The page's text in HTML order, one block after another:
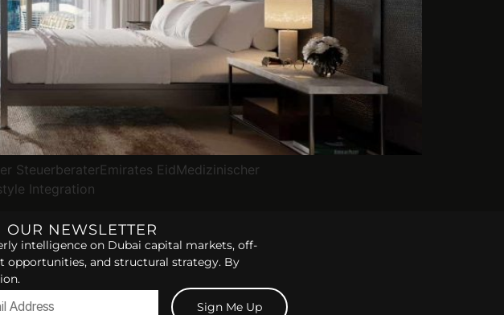
SteuerberaterEmirates EidMedizinischer
Integration
OUR NEWSLETTER
intelligence on Dubai capital markets, off-
opportunities, and structural strategy. By
Sign Me Up